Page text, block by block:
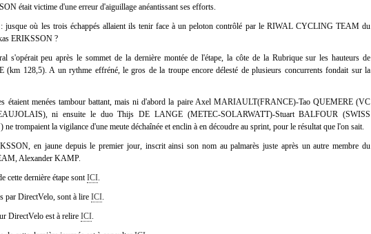
était victime d'une erreur d'aiguillage anéantissant ses efforts.
: jusque où les trois échappés allaient ils tenir face à un peloton contrôlé par le RIWAL CYCLING TEAM du
ERIKSSON ?
s'opérait peu après le sommet de la dernière montée de l'étape, la côte de la Rubrique sur les hauteurs de
(km 128,5). A un rythme effréné, le gros de la troupe encore délesté de plusieurs concurrents fondait sur la
étaient menées tambour battant, mais ni d'abord la paire Axel MARIAULT(FRANCE)-Tao QUEMERE (VC
ni ensuite le duo Thijs DE LANGE (METEC-SOLARWATT)-Stuart BALFOUR (SWISS
trompaient la vigilance d'une meute déchaînée et enclin à en découdre au sprint, pour le résultat que l'on sait.
en jaune depuis le premier jour, inscrit ainsi son nom au palmarès juste après un autre membre du
Alexander KAMP.
cette dernière étape sontICI.
par DirectVelo, sont à lire ICI.
DirectVelo est à relire ICI.